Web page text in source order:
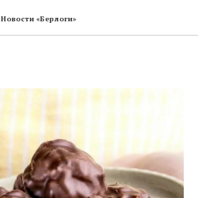
Новости «Берлоги»